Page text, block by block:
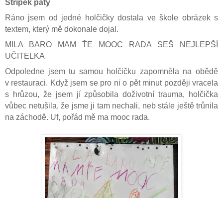
Střípek pátý
Ráno jsem od jedné holčičky dostala ve škole obrázek s
textem, který mě dokonale dojal.
MILA BARO MAM ŤE MOOC RADA SEŠ NEJLEPŠÍ
UČITELKA
Odpoledne jsem tu samou holčičku zapomněla na obědě
v restauraci. Když jsem se pro ni o pět minut později vracela
s hrůzou, že jsem jí způsobila doživotní trauma, holčička
vůbec netušila, že jsme ji tam nechali, neb stále ještě trůnila
na záchodě. Uf, pořád mě ma mooc rada.